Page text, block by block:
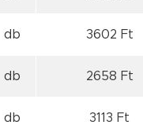
db 3602 Ft
db 2658 Ft
db 3113 Ft